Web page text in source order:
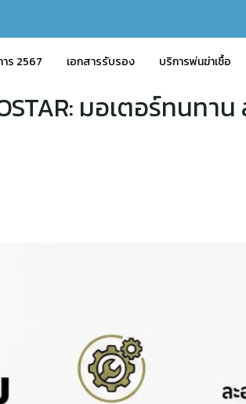
ร 2567 เอกสารรับรอง บริการพ่นฆ่าเชื้อ
มอเตอร์ทนทาน